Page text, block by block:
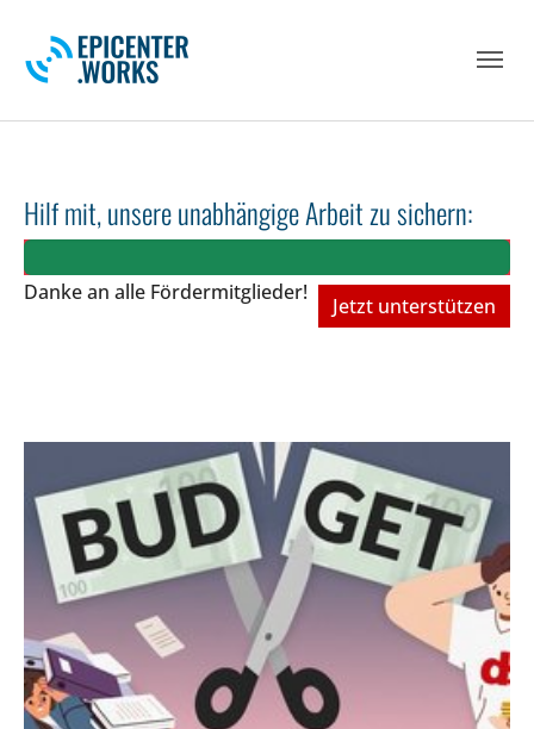
Hilf mit, unsere unabhängige Arbeit zu sichern:
Danke an alle Fördermitglieder!
Jetzt unterstützen